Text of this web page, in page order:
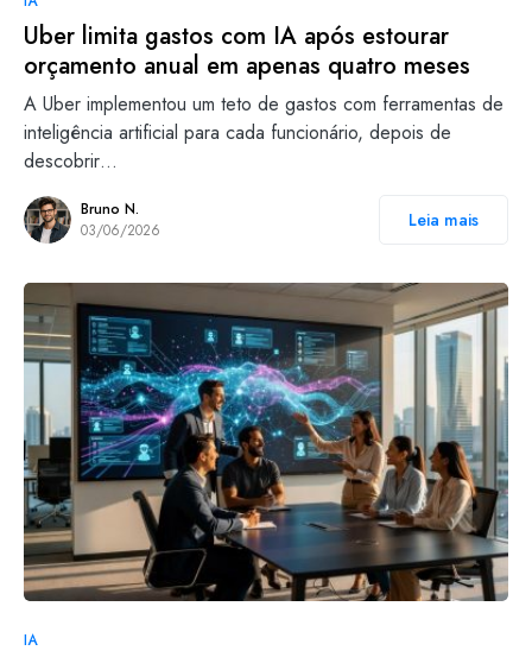
Uber limita gastos com IA após estourar
orçamento anual em apenas quatro meses
A Uber implementou um teto de gastos com ferramentas de
inteligência artificial para cada funcionário, depois de
descobrir…
Bruno N.
03/06/2026
Leia mais
IA